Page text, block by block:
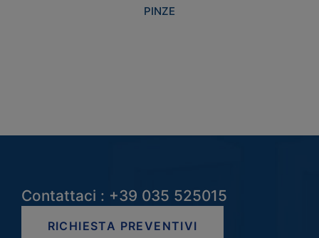
PINZE
Contattaci : +39 035 525015
RICHIESTA PREVENTIVI